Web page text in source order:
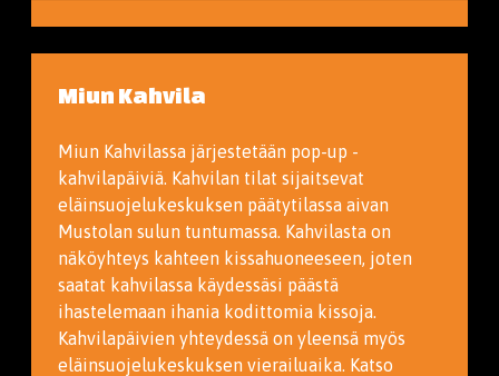
Miun Kahvila
Miun Kahvilassa järjestetään pop-up -
kahvilapäiviä. Kahvilan tilat sijaitsevat
eläinsuojelukeskuksen päätytilassa aivan
Mustolan sulun tuntumassa. Kahvilasta on
näköyhteys kahteen kissahuoneeseen, joten
saatat kahvilassa käydessäsi päästä
ihastelemaan ihania kodittomia kissoja.
Kahvilapäivien yhteydessä on yleensä myös
eläinsuojelukeskuksen vierailuaika. Katso